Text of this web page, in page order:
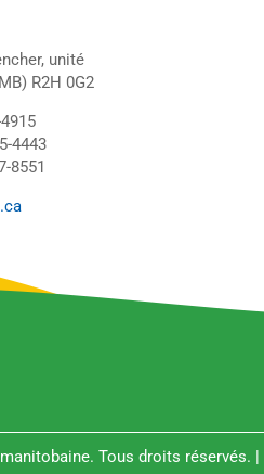
unité
R2H 0G2
4443
8551
Tous droits réservés. |